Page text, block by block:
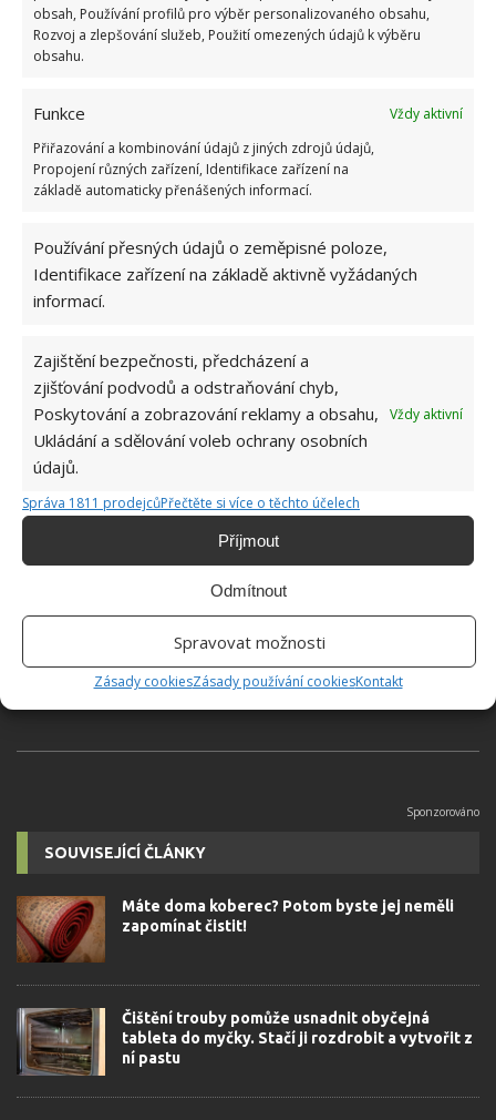
obsah, Používání profilů pro výběr personalizovaného obsahu,
Rozvoj a zlepšování služeb, Použití omezených údajů k výběru
obsahu.
Funkce
Vždy aktivní
Přiřazování a kombinování údajů z jiných zdrojů údajů,
Propojení různých zařízení, Identifikace zařízení na
základě automaticky přenášených informací.
Používání přesných údajů o zeměpisné poloze,
Identifikace zařízení na základě aktivně vyžádaných
informací.
Zajištění bezpečnosti, předcházení a
zjišťování podvodů a odstraňování chyb,
Poskytování a zobrazování reklamy a obsahu,
Ukládání a sdělování voleb ochrany osobních
údajů.
Vždy aktivní
Správa 1811 prodejcůPřečtěte si více o těchto účelech
Příjmout
Odmítnout
Spravovat možnosti
Zásady cookiesZásady používání cookiesKontakt
DOMÁCNOST
Hana Musilová
Do redakce Bydlimeutulne.cz se
redaktorky ji tak nadchla, že se
rozhodla zůstat. Její v...[Více o
autorovi]
SOUVISEJÍCÍ ČLÁNKY
Máte doma koberec? Potom byste jej neměli
zapomínat čistit!
Čištění trouby pomůže usnadnit obyčejná
tableta do myčky. Stačí ji rozdrobit a vytvořit z
ní pastu